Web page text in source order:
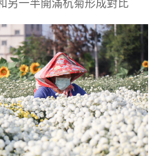
另一半開滿杭菊形成對比